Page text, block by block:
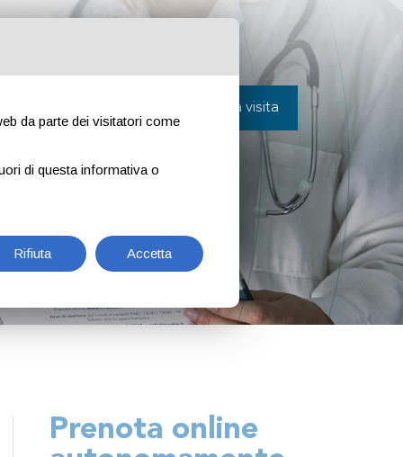
Prenota una visita
Prenota online
da parte dei visitatori come
di questa informativa o
Rifiuta Accetta